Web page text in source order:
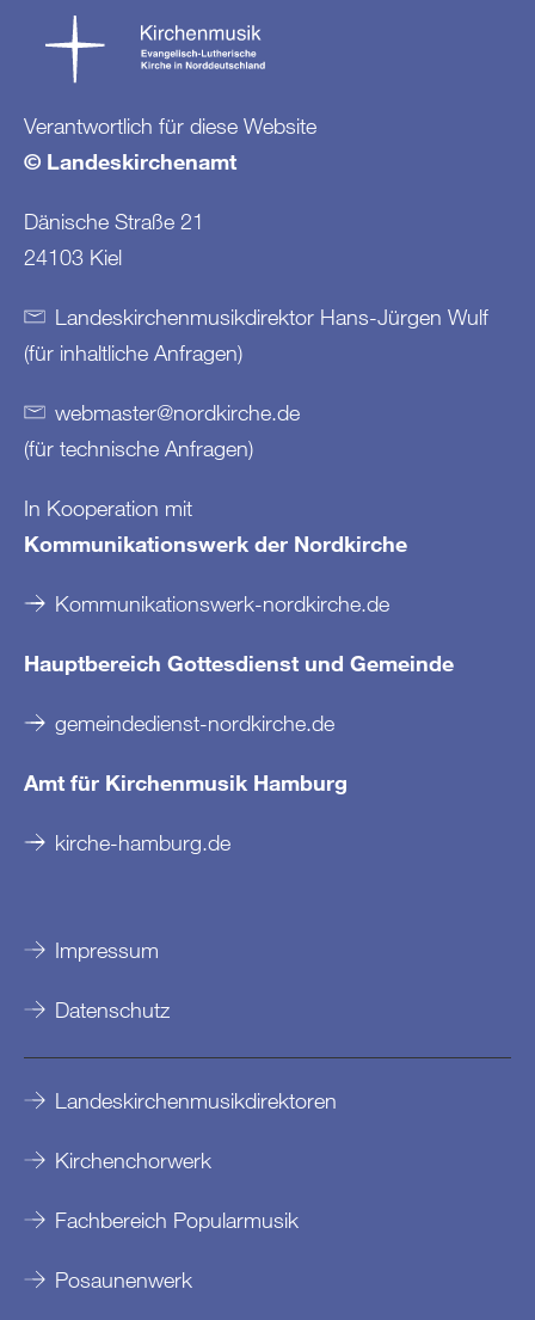
Verantwortlich für diese Website
© Landeskirchenamt
Dänische Straße 21
24103 Kiel
Landeskirchenmusikdirektor Hans-Jürgen Wulf
(für inhaltliche Anfragen)
webmaster@nordkirche.de
(für technische Anfragen)
In Kooperation mit
Kommunikationswerk der Nordkirche
Kommunikationswerk-nordkirche.de
Hauptbereich Gottesdienst und Gemeinde
gemeindedienst-nordkirche.de
Amt für Kirchenmusik Hamburg
kirche-hamburg.de
Impressum
Datenschutz
Landeskirchenmusikdirektoren
Kirchenchorwerk
Fachbereich Popularmusik
Posaunenwerk